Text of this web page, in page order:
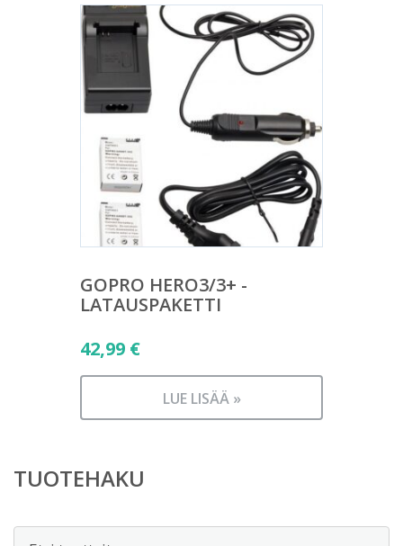
GOPRO HERO3/3+ -
LATAUSPAKETTI
42,99 €
LUE LISÄÄ »
TUOTEHAKU